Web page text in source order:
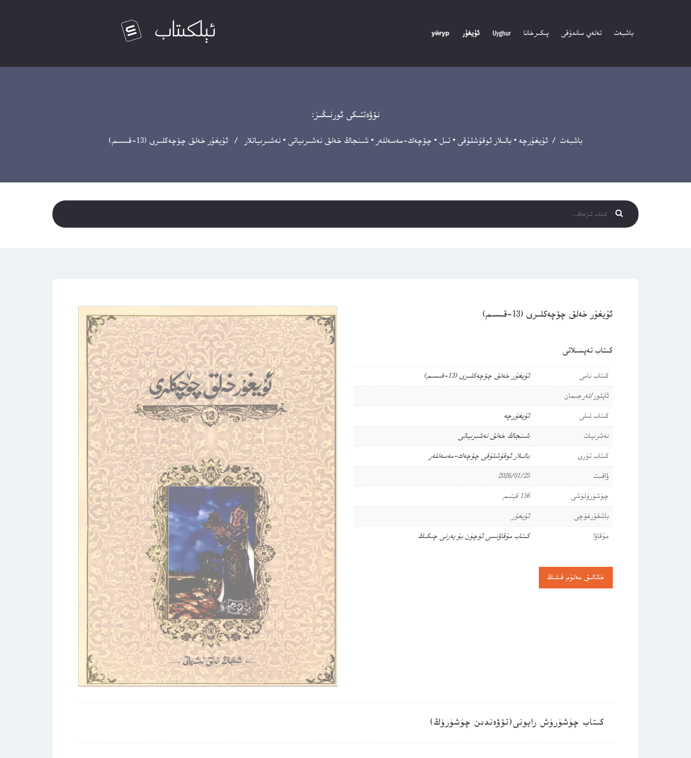
باشبەت تەلەي ساندۇقى پىكىرخانا
نۆۋەتتىكى ئورنىڭىز:
باشبەت / ئۇيغۇرچە • بالىلار ئوقۇشلۇقى • تىل • چۆچەك-مەسەللەر • شىنجاڭ خەلق نەشىرىياتى • نەشىرىياتلار / ئۇيغۇر خەلق چۆچەكلىرى (13-قىسىم)
ئۇيغۇر خەلق چۆچەكلىرى (13-قىسىم)
كىتاب تەپسىلاتى
كىتاب نامى
ئۇيغۇر خەلق چۆچەكلىرى (13-قىسىم)
ئاپتور/تەرجىمان
كىتاب تىلى
ئۇيغۇرچە
نەشرىيات
شىنجاڭ خەلق نەشىرىياتى
كىتاب تۈرى
بالىلار ئوقۇشلۇقى چۆچەك-مەسەللەر
ۋاقىت
2026/01/25
چۈشۈرۈلۈشى
156 قېتىم
باشقۇرغۇچى
ئۇيغۇر
مۇقاۋا
كىتاب مۇقاۋىسى ئۈچۈن بۇ يەرنى چىكىڭ
خاتالىق مەلۇم قىلىڭ
كىتاب چۈشۈرۈش رايونى(تۆۋەندىن چۈشۈرۈڭ)